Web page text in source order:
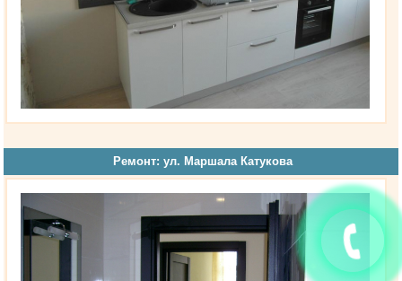
Ремонт: ул. Маршала Катукова